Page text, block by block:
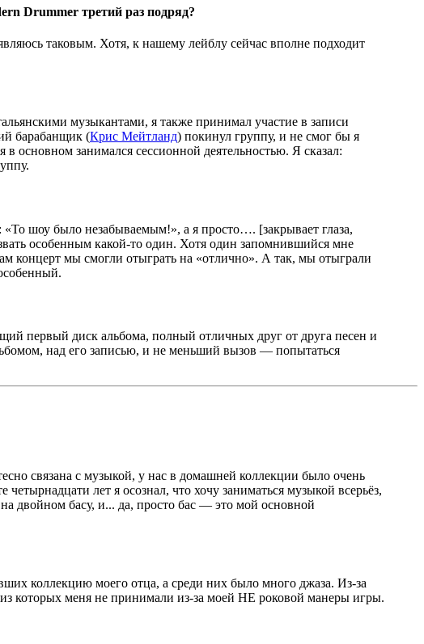
Drummer третий раз подряд?
таковым. Хотя, к нашему лейблу сейчас вполне подходит
музыкантами, я также принимал участие в записи
барабанщик (Крис Мейтланд) покинул группу, и не смог бы я
основном занимался сессионной деятельностью. Я сказал:
«То шоу было незабываемым!», а я просто…. [закрывает глаза,
особенным какой-то один. Хотя один запомнившийся мне
концерт мы смогли отыграть на «отлично». А так, мы отыграли
первый диск альбома, полный отличных друг от друга песен и
над его записью, и не меньший вызов — попытаться
связана с музыкой, у нас в домашней коллекции было очень
лет я осознал, что хочу заниматься музыкой всерьёз,
двойном басу, и... да, просто бас — это мой основной
коллекцию моего отца, а среди них было много джаза. Из-за
которых меня не принимали из-за моей НЕ роковой манеры игры.